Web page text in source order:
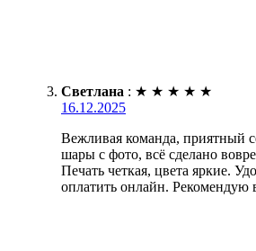
Светлана : ★ ★ ★ ★ ★
16.12.2025
Вежливая команда, приятный
шары с фото, всё сделано
Печать четкая, цвета яркие.
оплатить онлайн. Рекомендую